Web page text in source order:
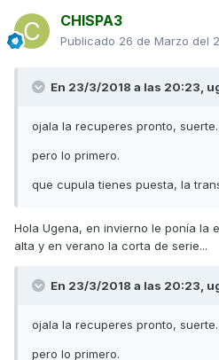
CHISPA3
Publicado 26 de Marzo del
En 23/3/2018 a las 20:23,
ojala la recuperes pronto, suerte.
pero lo primero.
que cupula tienes puesta, la
Hola Ugena, en invierno le ponía la
alta y en verano la corta de serie...
En 23/3/2018 a las 20:23,
ojala la recuperes pronto, suerte.
pero lo primero.